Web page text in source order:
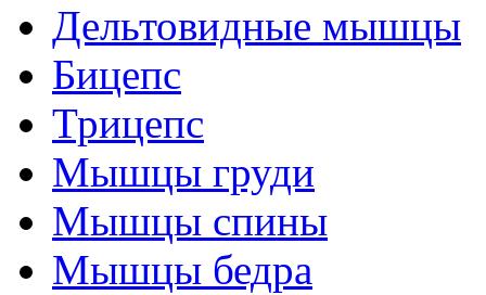
Дельтовидные мышцы
Бицепс
Трицепс
Мышцы груди
Мышцы спины
Мышцы бедра